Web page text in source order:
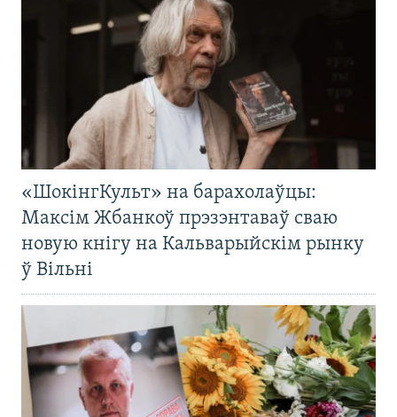
«ШокінгКульт» на барахолаўцы:
Максім Жбанкоў прэзэнтаваў сваю
новую кнігу на Кальварыйскім рынку
ў Вільні